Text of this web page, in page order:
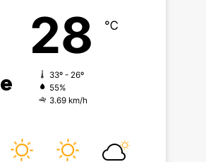
28 ℃
33º - 26º
55%
3.69 km/h